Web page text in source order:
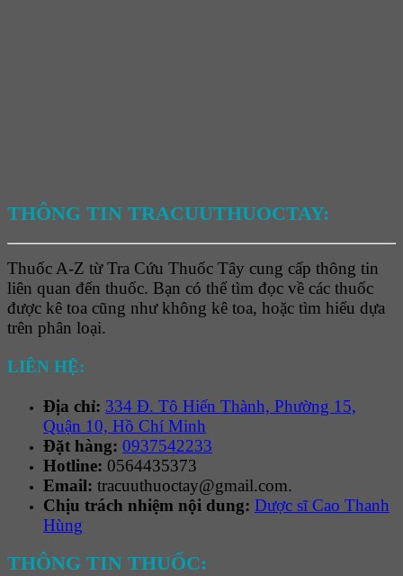
THÔNG TIN TRACUUTHUOCTAY:
Thuốc A-Z từ Tra Cứu Thuốc Tây cung cấp thông tin
liên quan đến thuốc. Bạn có thể tìm đọc về các thuốc
được kê toa cũng như không kê toa, hoặc tìm hiểu dựa
trên phân loại.
LIÊN HỆ:
Địa chỉ: 334 Đ. Tô Hiến Thành, Phường 15,
Quận 10, Hồ Chí Minh
Đặt hàng: 0937542233
Hotline: 0564435373
Email: tracuuthuoctay@gmail.com.
Chịu trách nhiệm nội dung: Dược sĩ Cao Thanh
Hùng
THÔNG TIN THUỐC: